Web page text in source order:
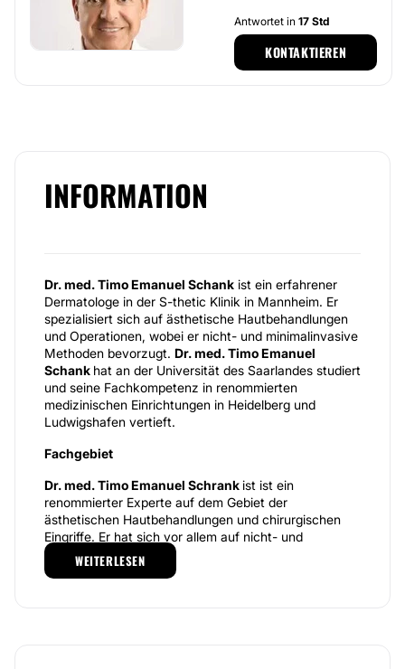
Antwortet in 17 Std
KONTAKTIEREN
INFORMATION
Dr. med. Timo Emanuel Schank ist ein erfahrener
Dermatologe in der S-thetic Klinik in Mannheim. Er
spezialisiert sich auf ästhetische Hautbehandlungen
und Operationen, wobei er nicht- und minimalinvasive
Methoden bevorzugt. Dr. med. Timo Emanuel
Schank hat an der Universität des Saarlandes studiert
und seine Fachkompetenz in renommierten
medizinischen Einrichtungen in Heidelberg und
Ludwigshafen vertieft.
Fachgebiet
Dr. med. Timo Emanuel Schrank ist ist ein
renommierter Experte auf dem Gebiet der
ästhetischen Hautbehandlungen und chirurgischen
Eingriffe. Er hat sich vor allem auf nicht- und
minimalinvasive Methoden spezialisiert, die es
ermöglichen, signifikante ästhetische Verbesserungen
WEITERLESEN